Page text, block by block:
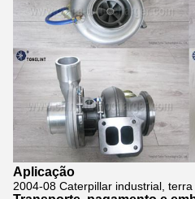
Aplicação
2004-08 Caterpillar industrial,